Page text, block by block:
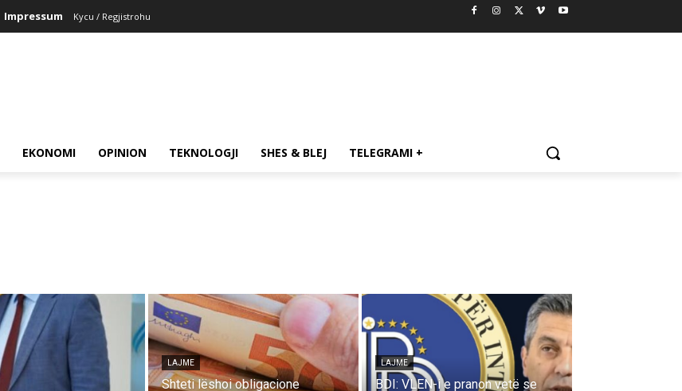
Impressum Kycu / Regjistrohu
EKONOMI OPINION TEKNOLOGJI SHES & BLEJ TELEGRAMI +
LAJME
Shteti lëshoi obligacione
LAJME
BDI: VLEN-i e pranon vetë se